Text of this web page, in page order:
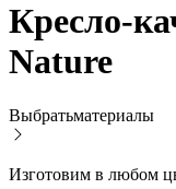
Кресло-
Nature
Выбратьматериалы
Изготовим в любом